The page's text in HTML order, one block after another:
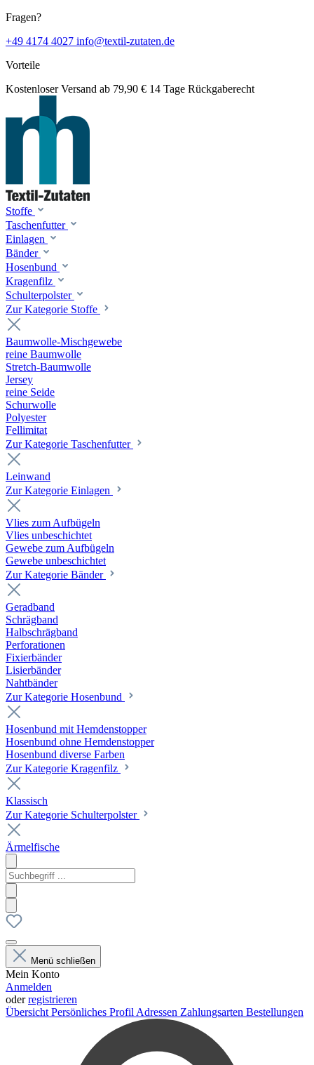
Fragen?
+49 4174 4027 info@textil-zutaten.de
Vorteile
Kostenloser Versand ab 79,90 € 14 Tage Rückgaberecht
Stoffe
Taschenfutter
Einlagen
Bänder
Hosenbund
Kragenfilz
Schulterpolster
Zur Kategorie Stoffe
Baumwolle-Mischgewebe
reine Baumwolle
Stretch-Baumwolle
Jersey
reine Seide
Schurwolle
Polyester
Fellimitat
Zur Kategorie Taschenfutter
Leinwand
Zur Kategorie Einlagen
Vlies zum Aufbügeln
Vlies unbeschichtet
Gewebe zum Aufbügeln
Gewebe unbeschichtet
Zur Kategorie Bänder
Geradband
Schrägband
Halbschrägband
Perforationen
Fixierbänder
Lisierbänder
Nahtbänder
Zur Kategorie Hosenbund
Hosenbund mit Hemdenstopper
Hosenbund ohne Hemdenstopper
Hosenbund diverse Farben
Zur Kategorie Kragenfilz
Klassisch
Zur Kategorie Schulterpolster
Ärmelfische
Menü schließen
Mein Konto
Anmelden
oderregistrieren
Übersicht Persönliches Profil Adressen Zahlungsarten Bestellungen